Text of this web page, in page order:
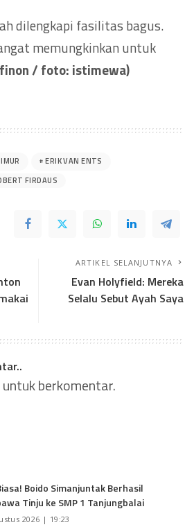
dilengkapi fasilitas bagus.
memungkinkan untuk
/ foto: istimewa)
ERIK VAN ENTS
FIRDAUS
ARTIKEL SELANJUTNYA
Evan Holyfield: Mereka
Selalu Sebut Ayah Saya
untuk berkomentar.
Boido Simanjuntak Berhasil
Tinju ke SMP 1 Tanjungbalai
2026 | 19:23